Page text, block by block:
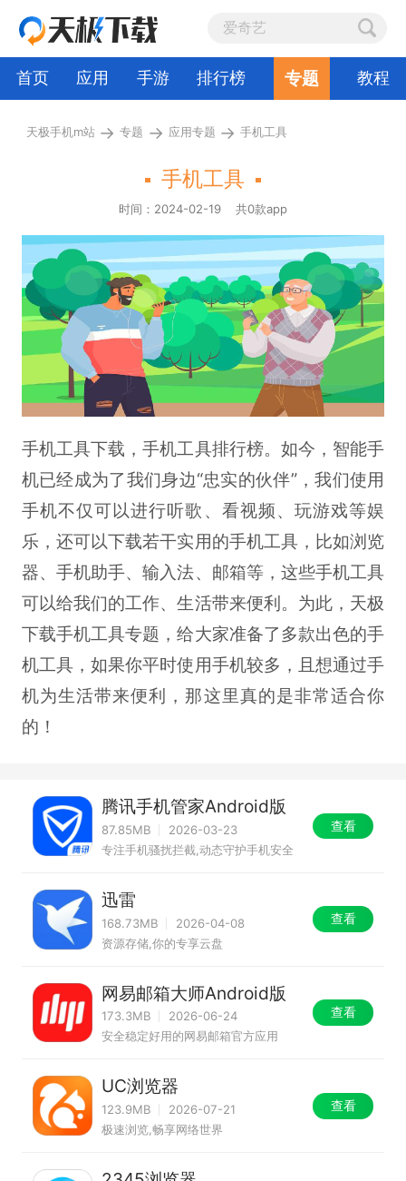
首页 应用 手游 排行榜 专题 教程
天极手机m站 → 专题 → 应用专题 → 手机工具
手机工具
时间：2024-02-19 共0款app
手机工具下载，手机工具排行榜。如今，智能手
机已经成为了我们身边“忠实的伙伴”，我们使用
手机不仅可以进行听歌、看视频、玩游戏等娱
乐，还可以下载若干实用的手机工具，比如浏览
器、手机助手、输入法、邮箱等，这些手机工具
可以给我们的工作、生活带来便利。为此，天极
下载手机工具专题，给大家准备了多款出色的手
机工具，如果你平时使用手机较多，且想通过手
机为生活带来便利，那这里真的是非常适合你
的！
腾讯手机管家Android版
87.85MB
2026-03-23
专注手机骚扰拦截,动态守护手机安全
查看
迅雷
168.73MB
2026-04-08
资源存储,你的专享云盘
查看
网易邮箱大师Android版
173.3MB
2026-06-24
安全稳定好用的网易邮箱官方应用
查看
UC浏览器
123.9MB
2026-07-21
极速浏览,畅享网络世界
查看